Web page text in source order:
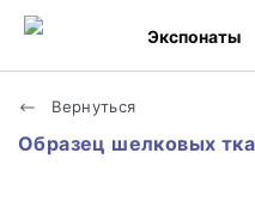
Экспонаты
Вернуться
Образец шелковых